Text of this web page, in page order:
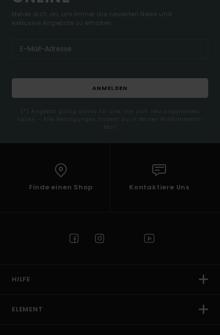
Melde dich an, um immer die neuesten News und
exklusive Angebote zu erhalten.
ANMELDEN
(*) Angebot gültig online für alle, die sich neu angemeldet
haben - Alle Bedingungen findest du in deiner Willkommens-
Mail
Finde einen Shop Kontaktiere Uns
HILFE
ELEMENT